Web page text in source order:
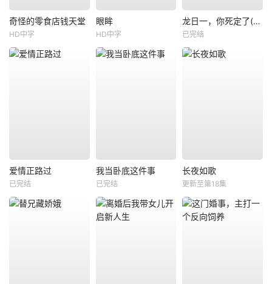
奇怪的零食店钱天堂
HD中字
眼眸
HD中字
龙日一，你死定了(短剧)
已完结
爱情正路过
已完结
我当卧底这件事
已完结
长夜如歌
更新至第18集